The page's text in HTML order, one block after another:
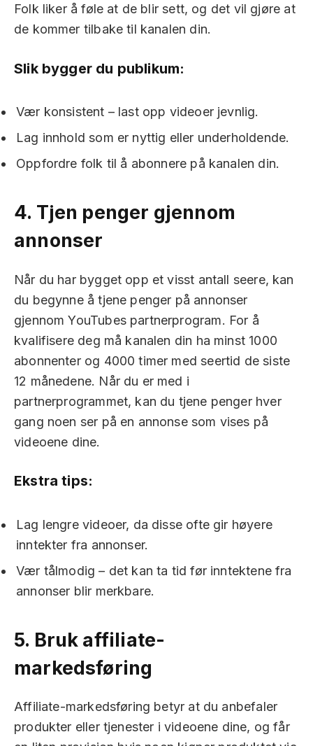
Folk liker å føle at de blir sett, og det vil gjøre at
de kommer tilbake til kanalen din.
Slik bygger du publikum:
Vær konsistent – last opp videoer jevnlig.
Lag innhold som er nyttig eller underholdende.
Oppfordre folk til å abonnere på kanalen din.
4. Tjen penger gjennom
annonser
Når du har bygget opp et visst antall seere, kan
du begynne å tjene penger på annonser
gjennom YouTubes partnerprogram. For å
kvalifisere deg må kanalen din ha minst 1000
abonnenter og 4000 timer med seertid de siste
12 månedene. Når du er med i
partnerprogrammet, kan du tjene penger hver
gang noen ser på en annonse som vises på
videoene dine.
Ekstra tips:
Lag lengre videoer, da disse ofte gir høyere
inntekter fra annonser.
Vær tålmodig – det kan ta tid før inntektene fra
annonser blir merkbare.
5. Bruk affiliate-
markedsføring
Affiliate-markedsføring betyr at du anbefaler
produkter eller tjenester i videoene dine, og får